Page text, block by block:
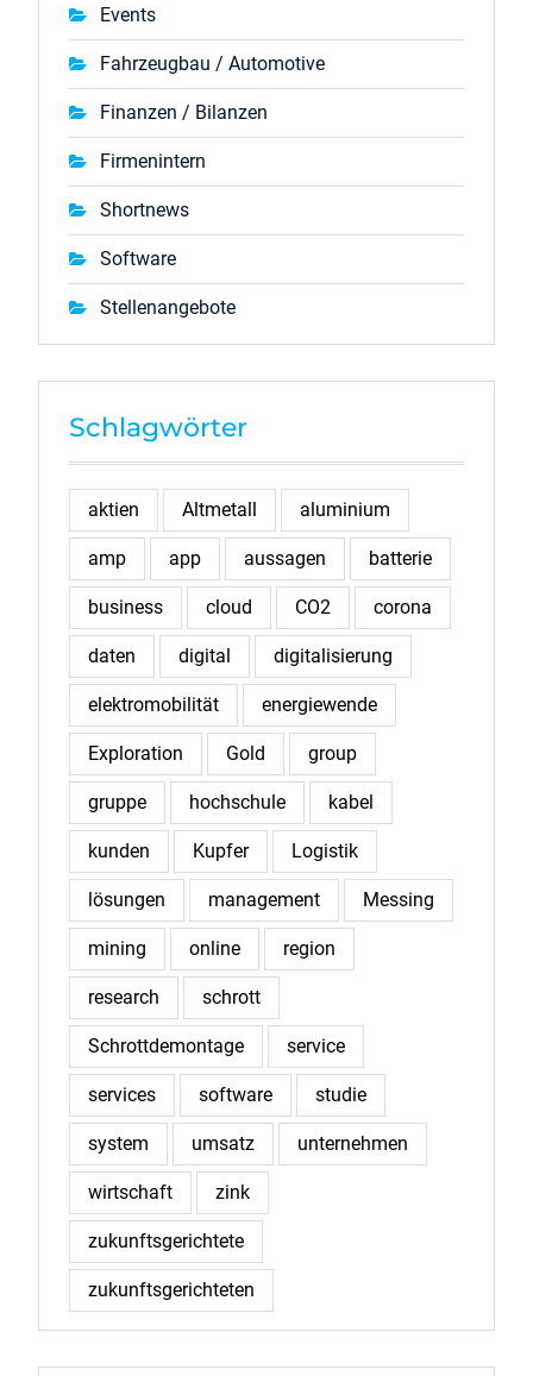
Events
Fahrzeugbau / Automotive
Finanzen / Bilanzen
Firmenintern
Shortnews
Software
Stellenangebote
Schlagwörter
aktien Altmetall aluminium
amp app aussagen batterie
business cloud CO2 corona
daten digital digitalisierung
elektromobilität energiewende
Exploration Gold group
gruppe hochschule kabel
kunden Kupfer Logistik
lösungen management Messing
mining online region
research schrott
Schrottdemontage service
services software studie
system umsatz unternehmen
wirtschaft zink
zukunftsgerichtete
zukunftsgerichteten